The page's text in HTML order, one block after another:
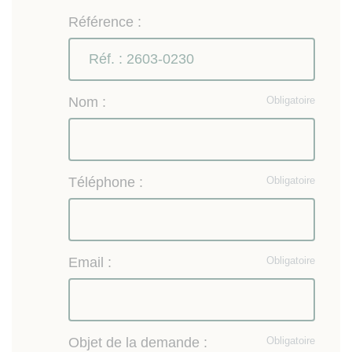
Référence :
Obligatoire
Nom :
Obligatoire
Téléphone :
Obligatoire
Email :
Obligatoire
Objet de la demande :